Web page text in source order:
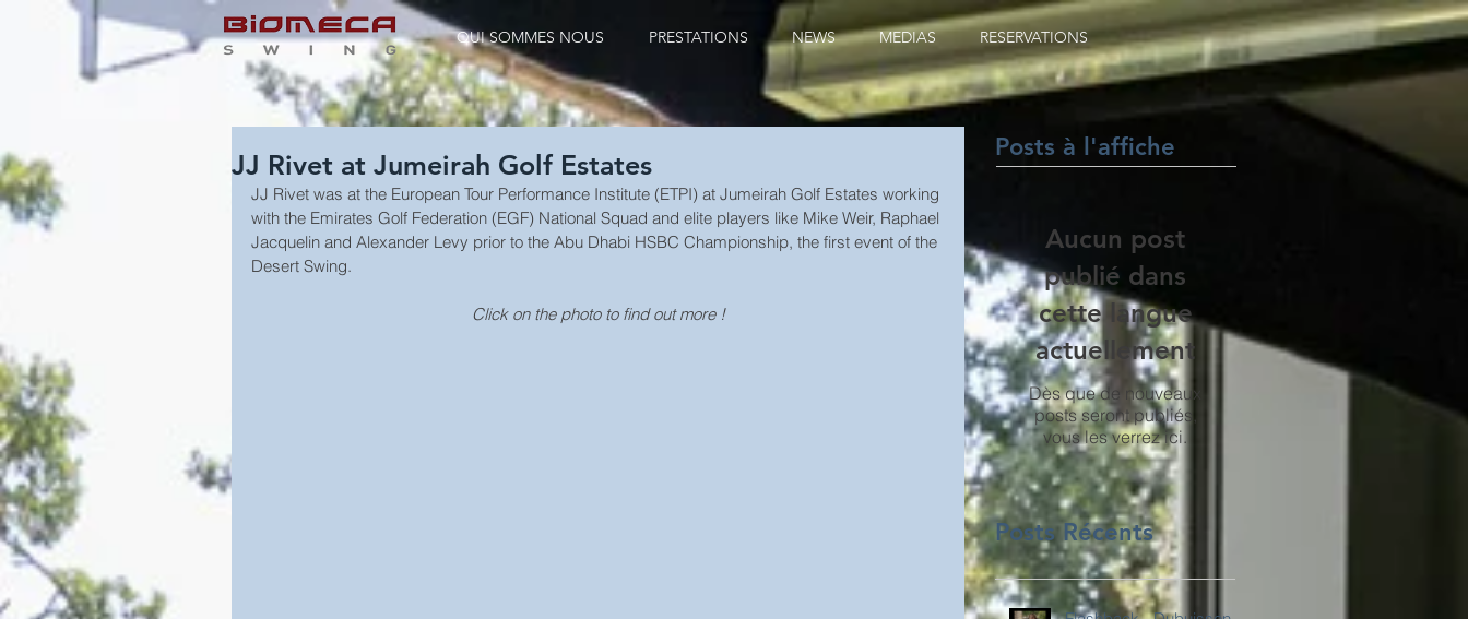
QUI SOMMES NOUS PRESTATIONS NEWS MEDIAS RESERVATIONS
JJ Rivet at Jumeirah Golf Estates
JJ Rivet was at the European Tour Performance Institute (ETPI) at Jumeirah Golf Estates working
with the Emirates Golf Federation (EGF) National Squad and elite players like Mike Weir, Raphael
Jacquelin and Alexander Levy prior to the Abu Dhabi HSBC Championship, the first event of the
Desert Swing.
Click on the photo to find out more !
Posts à l'affiche
Aucun post
publié dans
cette langue
actuellement
Dès que de nouveaux
posts seront publiés,
vous les verrez ici.
Posts Récents